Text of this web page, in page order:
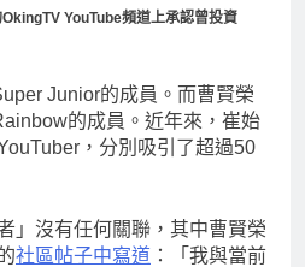
YouTube頻道上承認曾投資
Junior的成員。而曹賢榮
的成員。近年來，崔始
，分別吸引了超過50
」沒有任何關聯，其中曹賢榮
社區帖子中寫道 ：「我與當前